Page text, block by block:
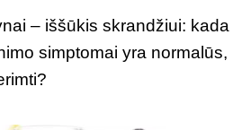
– iššūkis skrandžiui: kada
simptomai yra normalūs,